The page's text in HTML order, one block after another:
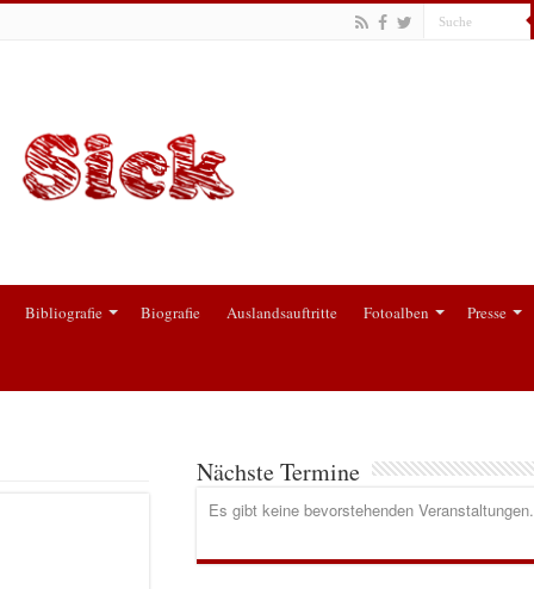
Bibliografie Biografie Auslandsauftritte Fotoalben Presse
Nächste Termine
Es gibt keine bevorstehenden Veranstaltungen.